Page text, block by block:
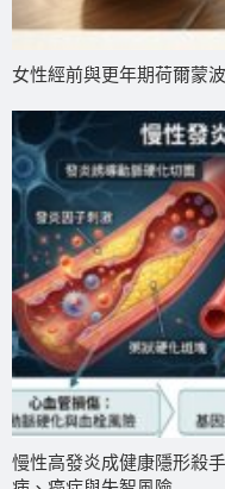
女性經前與更年期荷爾蒙
慢性高發炎成健康隱形殺